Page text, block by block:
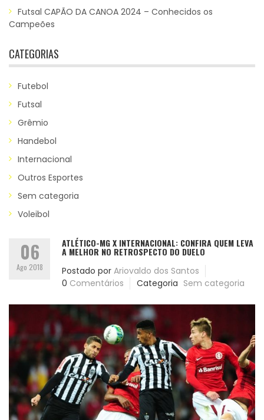
Futsal CAPÃO DA CANOA 2024 – Conhecidos os
Campeões
CATEGORIAS
Futebol
Futsal
Grêmio
Handebol
Internacional
Outros Esportes
Sem categoria
Voleibol
06
Ago 2018
ATLÉTICO-MG X INTERNACIONAL: CONFIRA QUEM LEVA
A MELHOR NO RETROSPECTO DO DUELO
Postado por Ariovaldo dos Santos
0 Comentários Categoria Sem categoria